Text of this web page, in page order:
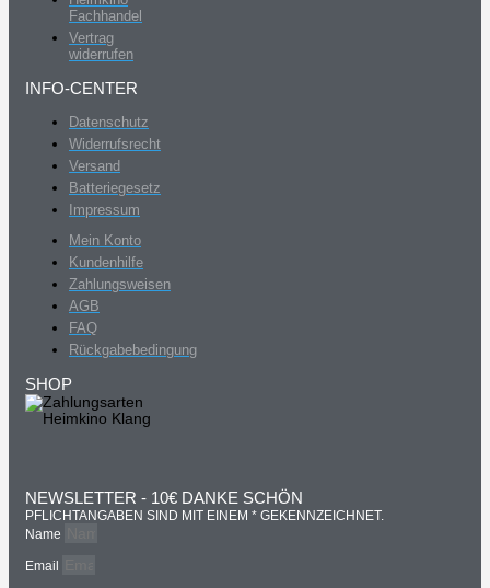
Fachhandel
Vertrag
widerrufen
INFO-CENTER
Datenschutz
Widerrufsrecht
Versand
Batteriegesetz
Impressum
Mein Konto
Kundenhilfe
Zahlungsweisen
AGB
FAQ
Rückgabebedingung
SHOP
NEWSLETTER - 10€ DANKE SCHÖN
PFLICHTANGABEN SIND MIT EINEM * GEKENNZEICHNET.
Name
Email